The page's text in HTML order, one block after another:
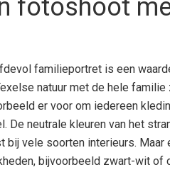
fotoshoot
familieportret is een
natuur met de hele
er voor om iedereen
De neutrale kleuren van het
bij vele soorten interieurs. Maar
bijvoorbeeld zwart-wit of